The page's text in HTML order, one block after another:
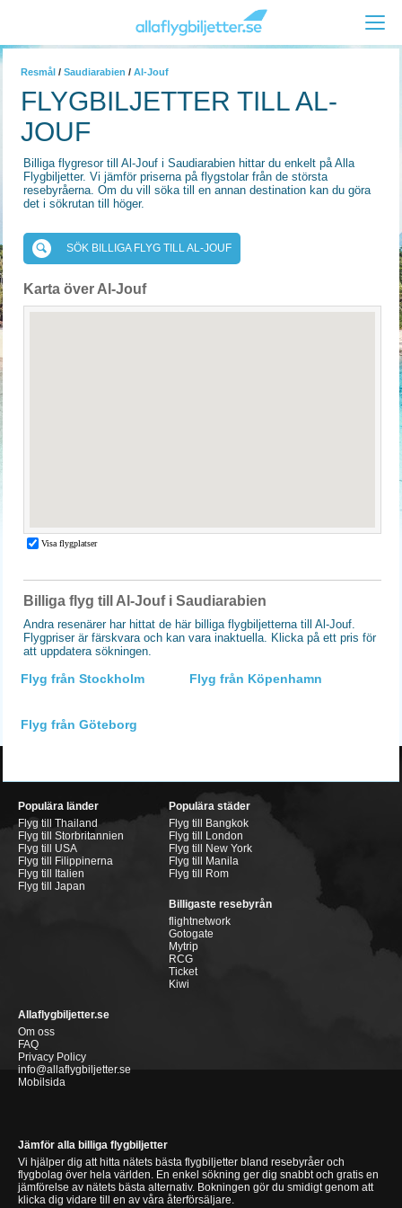
Resmål / Saudiarabien / Al-Jouf
FLYGBILJETTER TILL AL-
JOUF
Billiga flygresor till Al-Jouf i Saudiarabien hittar du enkelt på Alla
Flygbiljetter. Vi jämför priserna på flygstolar från de största
resebyråerna. Om du vill söka till en annan destination kan du göra
det i sökrutan till höger.
SÖK BILLIGA FLYG TILL AL-JOUF
Karta över Al-Jouf
Billiga flyg till Al-Jouf i Saudiarabien
Andra resenärer har hittat de här billiga flygbiljetterna till Al-Jouf.
Flygpriser är färskvara och kan vara inaktuella. Klicka på ett pris för
att uppdatera sökningen.
Flyg från Stockholm Flyg från Köpenhamn
Flyg från Göteborg
Populära länder
Flyg till Thailand
Flyg till Storbritannien
Flyg till USA
Flyg till Filippinerna
Flyg till Italien
Flyg till Japan
Populära städer
Flyg till Bangkok
Flyg till London
Flyg till New York
Flyg till Manila
Flyg till Rom
Billigaste resebyrån
flightnetwork
Gotogate
Mytrip
RCG
Ticket
Kiwi
Allaflygbiljetter.se
Om oss
FAQ
Privacy Policy
info@allaflygbiljetter.se
Mobilsida
Jämför alla billiga flygbiljetter
Vi hjälper dig att hitta nätets bästa flygbiljetter bland resebyråer och
flygbolag över hela världen. En enkel sökning ger dig snabbt och gratis en
jämförelse av nätets bästa alternativ. Bokningen gör du smidigt genom att
klicka dig vidare till en av våra återförsäljare.